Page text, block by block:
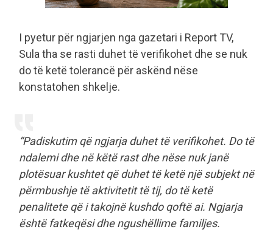
I pyetur për ngjarjen nga gazetari i Report TV,
Sula tha se rasti duhet të verifikohet dhe se nuk
do të ketë tolerancë për askënd nëse
konstatohen shkelje.
“Padiskutim që ngjarja duhet të verifikohet. Do të
ndalemi dhe në këtë rast dhe nëse nuk janë
plotësuar kushtet që duhet të ketë një subjekt në
përmbushje të aktivitetit të tij, do të ketë
penalitete që i takojnë kushdo qoftë ai. Ngjarja
është fatkeqësi dhe ngushëllime familjes.